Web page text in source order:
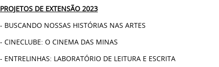
PROJETOS DE EXTENSÃO 2023
- BUSCANDO NOSSAS HISTÓRIAS NAS ARTES
- CINECLUBE: O CINEMA DAS MINAS
- ENTRELINHAS: LABORATÓRIO DE LEITURA E ESCRITA